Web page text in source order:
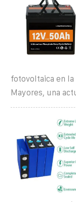
fotovoltaica en
Mayores, una